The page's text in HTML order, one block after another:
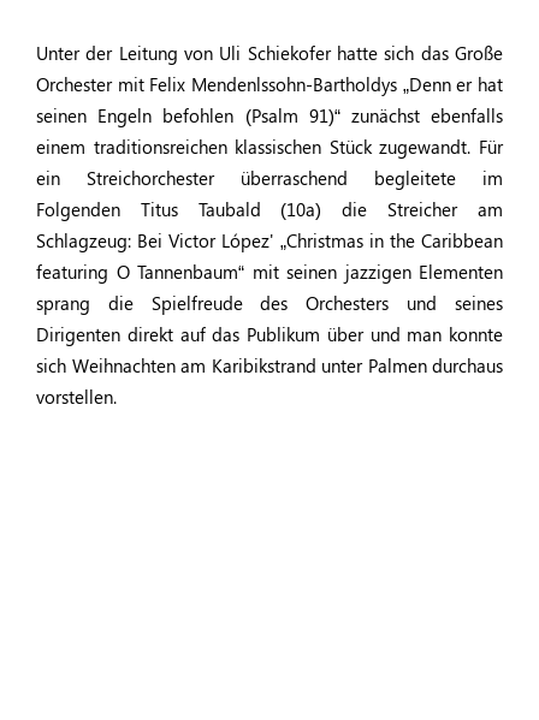
Unter der Leitung von Uli Schiekofer hatte sich das Große
Orchester mit Felix Mendenlssohn-Bartholdys „Denn er hat
seinen Engeln befohlen (Psalm 91)“ zunächst ebenfalls
einem traditionsreichen klassischen Stück zugewandt. Für
ein Streichorchester überraschend begleitete im
Folgenden Titus Taubald (10a) die Streicher am
Schlagzeug: Bei Victor López' „Christmas in the Caribbean
featuring O Tannenbaum“ mit seinen jazzigen Elementen
sprang die Spielfreude des Orchesters und seines
Dirigenten direkt auf das Publikum über und man konnte
sich Weihnachten am Karibikstrand unter Palmen durchaus
vorstellen.